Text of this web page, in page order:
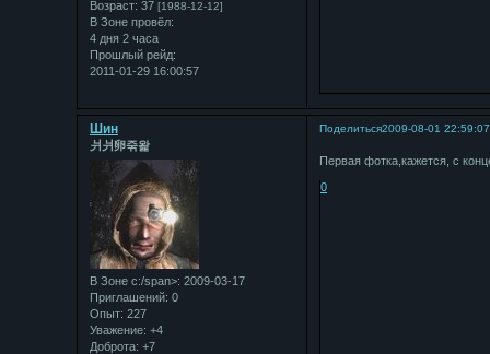
Возраст: 37 [1988-12-12]
В Зоне провёл:
4 дня 2 часа
Прошлый рейд:
2011-01-29 16:00:57
Поделиться2009-08-01 22:59:07
Шин
⽙⽙卵죾왍
В Зоне с:/span>: 2009-03-17
Приглашений: 0
Опыт: 227
Уважение: +4
Доброта: +7
Первая фотка,кажется, с
0